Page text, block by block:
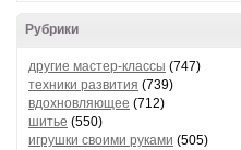
Рубрики
другие мастер-классы (747)
техники развития (739)
вдохновляющее (712)
шитье (550)
игрушки своими руками (505)